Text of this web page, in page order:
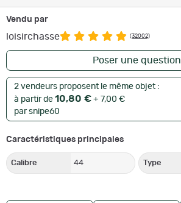
Vendu par
loisirchasse (32002)
Poser une question
2 vendeurs proposent le même objet :
à partir de 10,80 € + 7,00 €
par snipe60
Caractéristiques principales
Calibre 44 Type